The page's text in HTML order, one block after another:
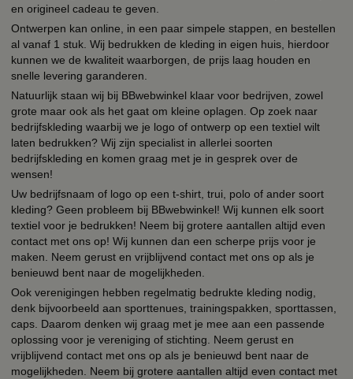
en origineel cadeau te geven.
Ontwerpen kan online, in een paar simpele stappen, en bestellen
al vanaf 1 stuk. Wij bedrukken de kleding in eigen huis, hierdoor
kunnen we de kwaliteit waarborgen, de prijs laag houden en
snelle levering garanderen.
Natuurlijk staan wij bij BBwebwinkel klaar voor bedrijven, zowel
grote maar ook als het gaat om kleine oplagen. Op zoek naar
bedrijfskleding waarbij we je logo of ontwerp op een textiel wilt
laten bedrukken? Wij zijn specialist in allerlei soorten
bedrijfskleding en komen graag met je in gesprek over de
wensen!
Uw bedrijfsnaam of logo op een t-shirt, trui, polo of ander soort
kleding? Geen probleem bij BBwebwinkel! Wij kunnen elk soort
textiel voor je bedrukken! Neem bij grotere aantallen altijd even
contact met ons op! Wij kunnen dan een scherpe prijs voor je
maken. Neem gerust en vrijblijvend contact met ons op als je
benieuwd bent naar de mogelijkheden.
Ook verenigingen hebben regelmatig bedrukte kleding nodig,
denk bijvoorbeeld aan sporttenues, trainingspakken, sporttassen,
caps. Daarom denken wij graag met je mee aan een passende
oplossing voor je vereniging of stichting. Neem gerust en
vrijblijvend contact met ons op als je benieuwd bent naar de
mogelijkheden. Neem bij grotere aantallen altijd even contact met